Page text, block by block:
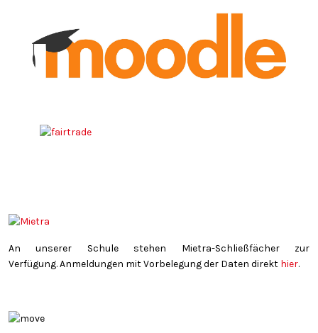
An unserer Schule stehen Mietra-Schließfächer zur
Verfügung. Anmeldungen mit Vorbelegung der Daten direkt hier.